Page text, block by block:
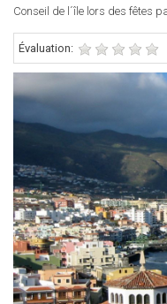
Conseil de l´île lors des fêtes
Évaluation: